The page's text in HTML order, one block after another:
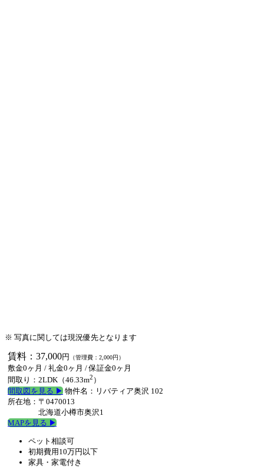
※ 写真に関しては現況優先となります
賃料：37,000円 （管理費：2,000円）
敷金0ヶ月 / 礼金0ヶ月 /保証金0ヶ月
間取り：2LDK（46.33m2 ）
間取図を見る ▶︎ 物件名：リバティア奥沢 102
所在地：〒0470013
北海道小樽市奥沢1
MAPを見る ▶︎
ペット相談可
初期費用10万円以下
家具・家電付き